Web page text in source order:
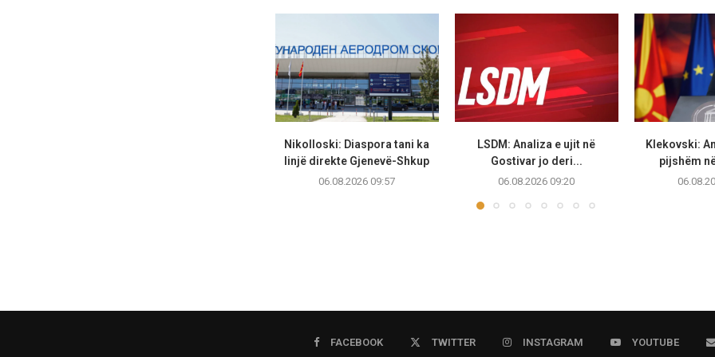
Nikolloski: Diaspora tani ka
linjë direkte Gjenevë-Shkup
06.08.2026 09:57
LSDM: Analiza e ujit në
Gostivar jo deri...
06.08.2026 09:20
Klekovski:
pijshëm
FACEBOOK TWITTER INSTAGRAM YOUTUBE